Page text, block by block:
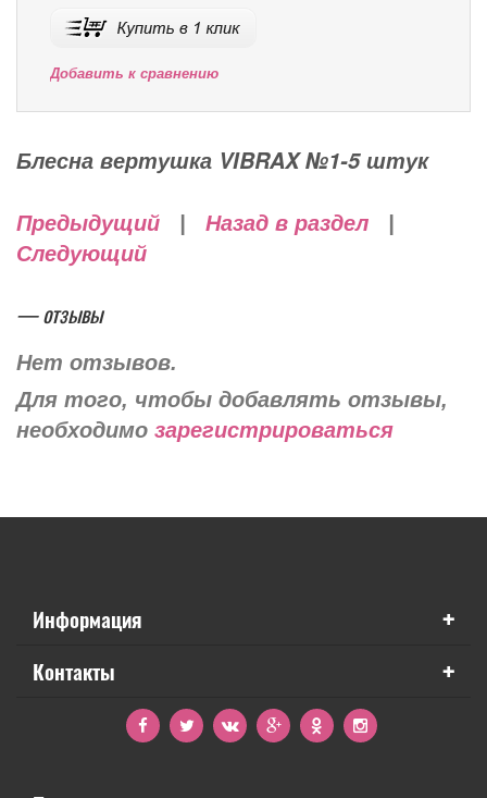
Добавить к сравнению
Блесна вертушка VIBRAX №1-5 штук
Предыдущий Назад в раздел
Следующий
— отзывы
Нет отзывов.
Для того, чтобы добавлять отзывы,
необходимо зарегистрироваться
Информация +
Контакты +